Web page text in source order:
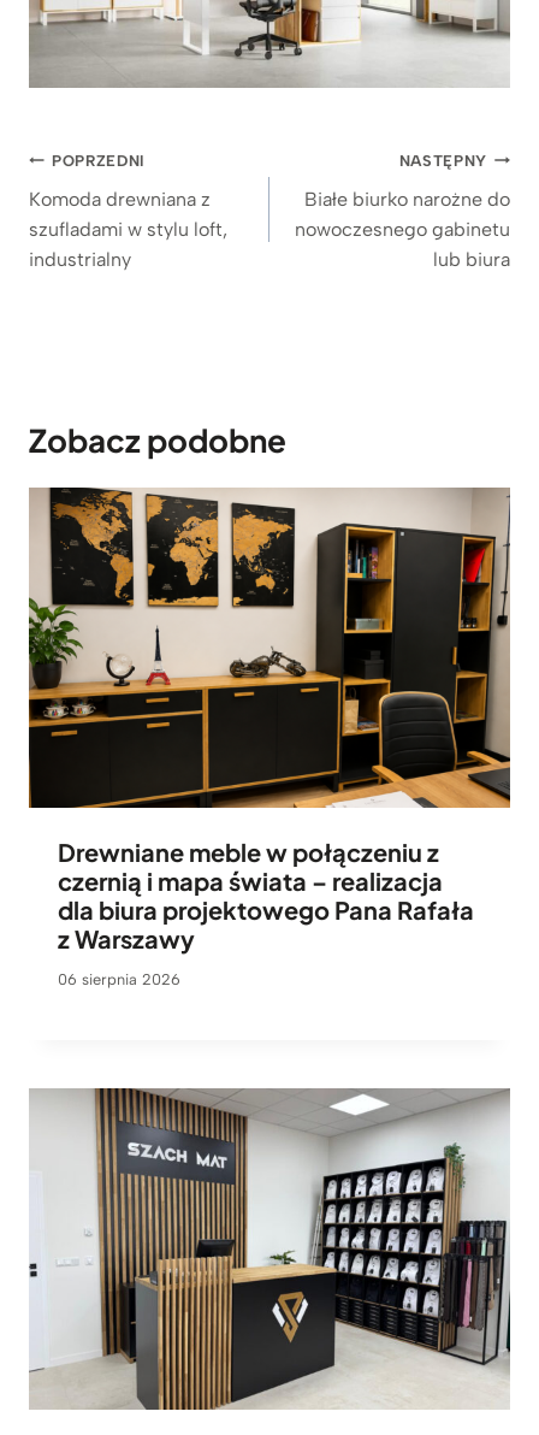
Nawigacja
wpisu
POPRZEDNI
Komoda drewniana z
szufladami w stylu loft,
industrialny
NASTĘPNY
Białe biurko narożne do
nowoczesnego gabinetu
lub biura
Zobacz podobne
Drewniane meble w połączeniu z
czernią i mapa świata – realizacja
dla biura projektowego Pana Rafała
z Warszawy
06 sierpnia 2026